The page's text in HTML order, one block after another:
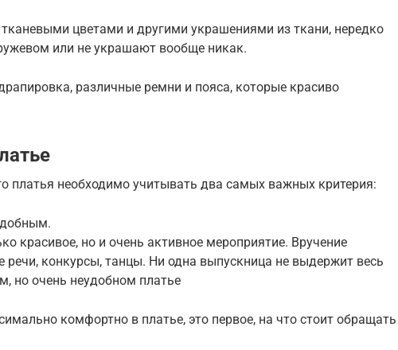
цветами и другими украшениями из ткани, нередко
или не украшают вообще никак.
различные ремни и пояса, которые красиво
платья необходимо учитывать два самых важных критерия:
красивое, но и очень активное мероприятие. Вручение
речи, конкурсы, танцы. Ни одна выпускница не выдержит весь
но очень неудобном платье
комфортно в платье, это первое, на что стоит обращать